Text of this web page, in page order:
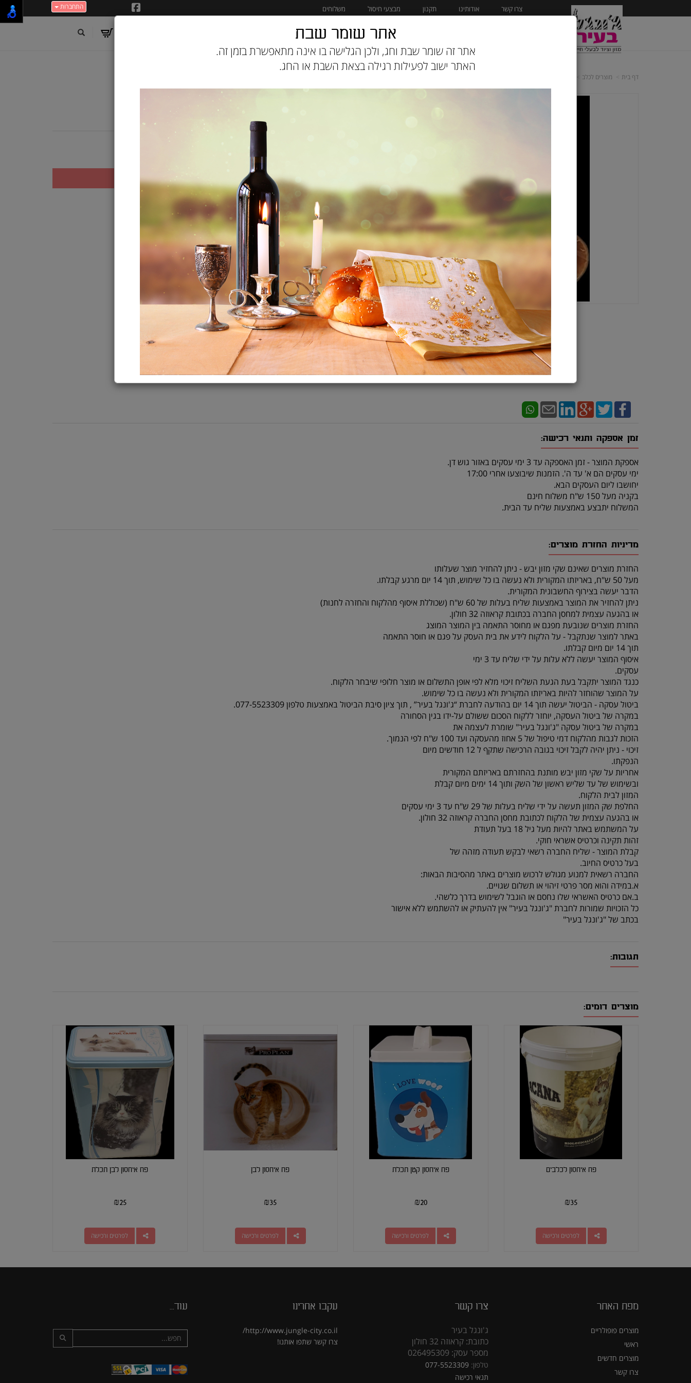
התחברות צרו קשר אודותינו תקנון מבצעי חיסול משלוחים
מוצרים לחתול מבצעי חיסול
דף בית מוצרים לכלב
פח איחסון קטן ירוק
1P0A7PHA2U
זמן אספקה ותנאי רכישה:
אספקת המוצר - זמן האספקה עד 3 ימי עסקים באזור גוש דן.
ימי עסקים הם א' עד ה'. הזמנות שיבוצעו אחרי 17:00
יחושבו ליום העסקים הבא.
בקניה מעל 150 ש"ח משלוח חינם
המשלוח יתבצע באמצעות שליח עד הבית.
מדיניות החזרת מוצרים:
החזרת מוצרים שאינם שקי מזון יבש - ניתן להחזיר מוצר שעלותו
מעל 50 ש"ח, באריזתו המקורית ולא נעשה בו כל שימוש, תוך 14 יום מרגע קבלתו.
הדבר יעשה בצירוף החשבונית המקורית.
ניתן להחזיר את המוצר באמצעות שליח בעלות של 60 ש"ח (שכוללת איסוף מהלקוח והחזרה לחנות)
או בהגעה עצמית למחסן החברה בכתובת קראוזה 32 חולון.
החזרת מוצרים שנובעת מפגם או מחוסר התאמה בין המוצר המוצג
באתר למוצר שנתקבל - על הלקוח לידע את בית העסק על פגם או חוסר התאמה
תוך 14 יום מיום קבלתו.
איסוף המוצר יעשה ללא עלות על ידי שליח עד 3 ימי
עסקים.
כנגד המוצר יתקבל בעת הגעת השליח זיכוי מלא לפי אופן התשלום או מוצר חלופי שיבחר הלקוח.
על המוצר שהוחזר להיות באריזתו המקורית ולא נעשה בו כל שימוש.
ביטול עסקה - הביטול יעשה תוך 14 יום בהודעה לחברת “ג'ונגל בעיר” , תוך ציון סיבת הביטול באמצעות טלפון 077-5523309.
במקרה של ביטול העסקה, יוחזר ללקוח הסכום ששולם על-ידו בגין הסחורה
במקרה של ביטול עסקה "ג'ונגל בעיר" שומרת לעצמה את
הזכות לגבות מהלקוח דמי טיפול של 5 אחוז מהעסקה ועד 100 ש"ח לפי הנמוך.
זיכוי - ניתן יהיה לקבל זיכוי בגובה הרכישה שתקף ל 12 חודשים מיום
הנפקתו.
אחריות על שקי מזון יבש מותנת בהחזרתם באריזתם המקורית
ובשימוש של עד שליש ראשון של השק ותוך 14 ימים מיום קבלת
המזון לבית הלקוח.
החלפת שק המזון תעשה על ידי שליח בעלות של 29 ש"ח עד 3 ימי עסקים
או בהגעה עצמית של הלקוח לכתובת מחסן החברה קראוזה 32 חולון.
על המשתמש באתר להיות מעל גיל 18 בעל תעודת
זהות תקינה וכרטיס אשראי חוקי.
קבלת המוצר - שליח החברה רשאי לבקש תעודה מזהה של
בעל כרטיס החיוב.
החברה רשאית למנוע מגולש לרכוש מוצרים באתר מהסיבות הבאות:
א.במידה והוא מסר פרטי זיהוי או תשלום שגויים.
ב.אם כרטיס האשראי שלו נחסם או הוגבל לשימוש בדרך כלשהי.
כל הזכויות שמורות לחברת "ג'ונגל בעיר" אין להעתיק או להשתמש ללא אישור
בכתב של "ג'ונגל בעיר"
תגובות:
מוצרים דומים:
פח איחסון לכלבים
₪35
לפרטים ורכישה
פח איחסון קטן תכלת
₪20
לפרטים ורכישה
פח איחסון לבן
₪35
לפרטים ורכישה
פח איחסון לבן תכלת
₪25
לפרטים ורכישה
מפת האתר
מוצרים פופולריים
ראשי
מוצרים חדשים
צרו קשר
צרו קשר
ג'ונגל בעיר
כתובת: קראוזה 32 חולון
מספר עסק: 026495309
טלפון: 077-5523309
תנאי רכישה
עקבו אחרינו
http://www.jungle-city.co.il/
צרו קשר שתפו אותנו!
עוד...
אתר שומר שבת
אתר זה שומר שבת וחג, ולכן הגלישה בו אינה מתאפשרת בזמן זה.
האתר ישוב לפעילות רגילה בצאת השבת או החג.